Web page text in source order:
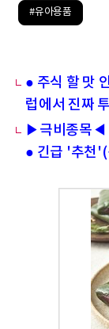
#유아용품
● 주식 할 맛
럽에서 진짜
▶극비종목◀
● 긴급 '추천